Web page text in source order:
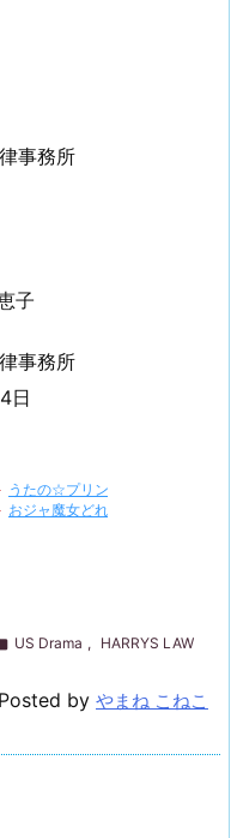
事務所
子
事務所
日
US Drama , HARRYS LAW
Posted by やまね こねこ